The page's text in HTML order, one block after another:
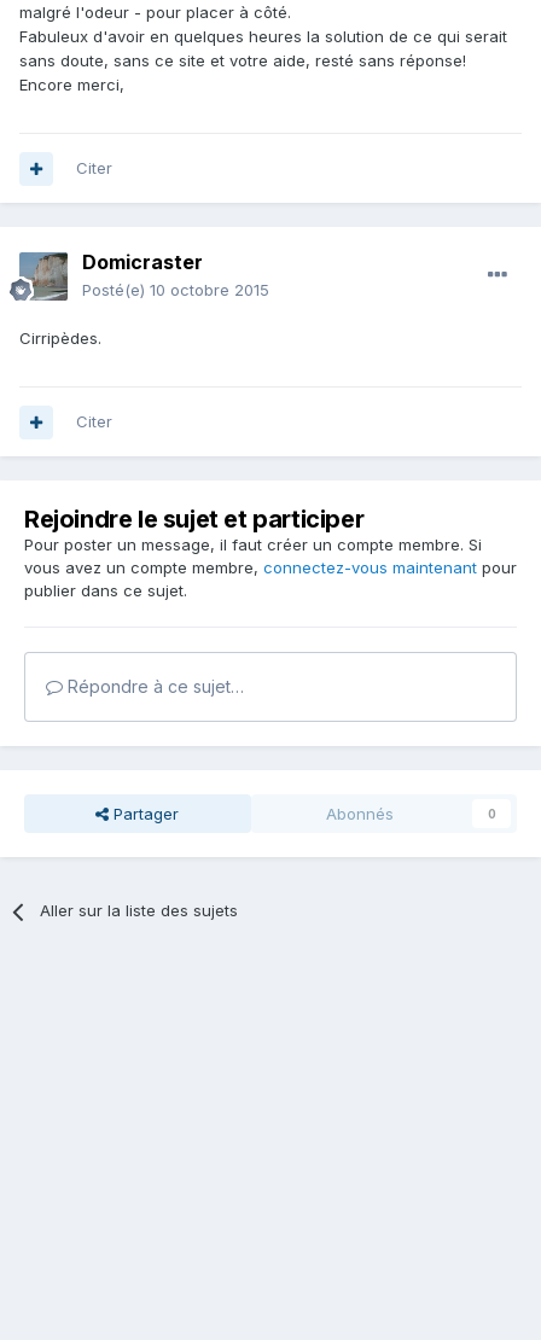
malgré l'odeur - pour placer à côté.
Fabuleux d'avoir en quelques heures la solution de ce qui serait
sans doute, sans ce site et votre aide, resté sans réponse!
Encore merci,
Citer
Domicraster
Posté(e) 10 octobre 2015
Cirripèdes.
Citer
Rejoindre le sujet et participer
Pour poster un message, il faut créer un compte membre. Si
vous avez un compte membre, connectez-vous maintenant pour
publier dans ce sujet.
Répondre à ce sujet…
Partager Abonnés 0
Aller sur la liste des sujets